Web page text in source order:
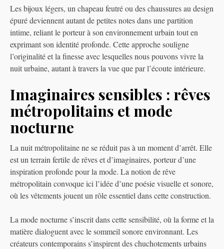
Les bijoux légers, un chapeau feutré ou des chaussures au design
épuré deviennent autant de petites notes dans une partition
intime, reliant le porteur à son environnement urbain tout en
exprimant son identité profonde. Cette approche souligne
l’originalité et la finesse avec lesquelles nous pouvons vivre la
nuit urbaine, autant à travers la vue que par l’écoute intérieure.
Imaginaires sensibles : rêves
métropolitains et mode
nocturne
La nuit métropolitaine ne se réduit pas à un moment d’arrêt. Elle
est un terrain fertile de rêves et d’imaginaires, porteur d’une
inspiration profonde pour la mode. La notion de rêve
métropolitain convoque ici l’idée d’une poésie visuelle et sonore,
où les vêtements jouent un rôle essentiel dans cette construction.
La mode nocturne s’inscrit dans cette sensibilité, où la forme et la
matière dialoguent avec le sommeil sonore environnant. Les
créateurs contemporains s’inspirent des chuchotements urbains